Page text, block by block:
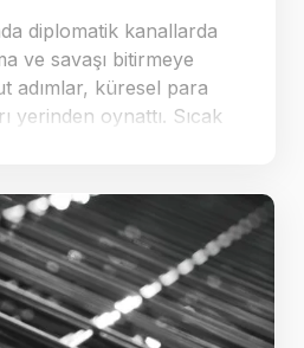
diplomatik kanallarda
ve savaşı bitirmeye
adımlar, küresel para
yerinden oynattı. Sıcak